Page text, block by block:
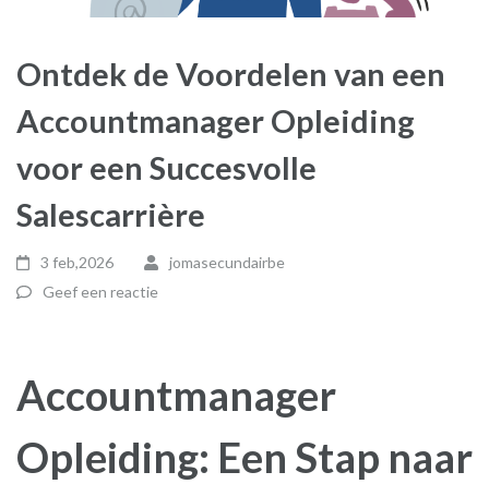
Ontdek de Voordelen van een
Accountmanager Opleiding
voor een Succesvolle
Salescarrière
3 feb,2026
jomasecundairbe
Geef een reactie
Accountmanager
Opleiding: Een Stap naar